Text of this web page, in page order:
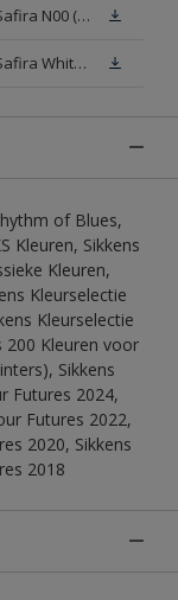
Veiligheidsinformatieblad Rubbol BL Safira N00 (MSDS)
Veiligheidsinformatieblad Rubbol BL Safira White W05 (MSDS)
of Blues,
Kleuren, Sikkens
Kleuren,
Kleurselectie
Kleurselectie
200 Kleuren voor
Sikkens
Futures 2024,
Futures 2022,
2020, Sikkens
2018